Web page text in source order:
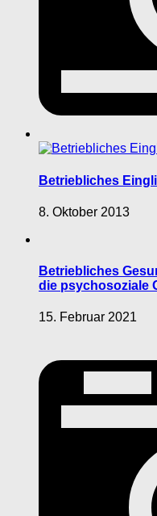
Betriebliches
8. Oktober 2013
Betriebliches
die psychosoziale
15. Februar 2021